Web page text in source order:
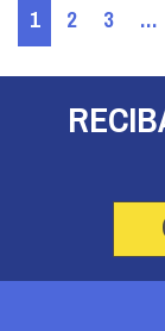
1 2 3 …